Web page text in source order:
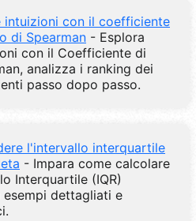
intuizioni con il coefficiente
di Spearman - Esplora
con il Coefficiente di
analizza i ranking dei
passo dopo passo.
l'intervallo interquartile
- Impara come calcolare
Interquartile (IQR)
dettagliati e